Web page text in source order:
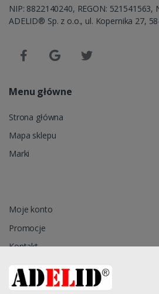
NIP: 8822140240, REGON: 521541563,
ADELID® Sp. z o.o., ul. Kopernika 27,
Menu główne
Strona główna
Mapa sklepu
Marki
Moje konto
Promocje
Kontakt